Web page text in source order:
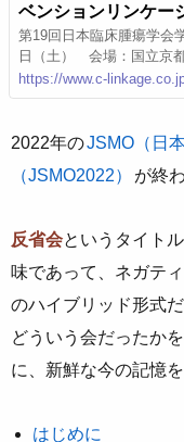
ベンションリンケー
第19回日本臨床腫瘍学会
日（土） 会場：国立京
大江 裕一郎（国立がん
長） 運営：コンベンシ
https://www.c-
2022年のJSMO（日
（JSMO2022）
が終
反省会というタイト
味であって、ネガテ
のハイブリッド形式
どういう会だったか
に、新鮮な今の記憶
はじめに